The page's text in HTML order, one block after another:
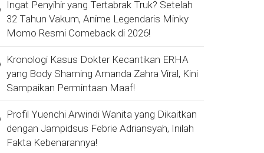
Ingat Penyihir yang Tertabrak Truk? Setelah
32 Tahun Vakum, Anime Legendaris Minky
Momo Resmi Comeback di 2026!
Kronologi Kasus Dokter Kecantikan ERHA
yang Body Shaming Amanda Zahra Viral, Kini
Sampaikan Permintaan Maaf!
Profil Yuenchi Arwindi Wanita yang Dikaitkan
dengan Jampidsus Febrie Adriansyah, Inilah
Fakta Kebenarannya!